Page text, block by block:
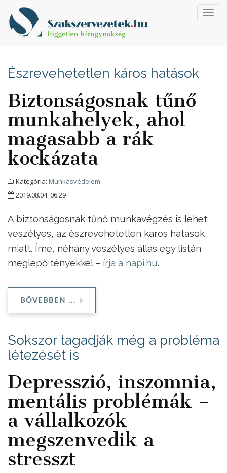
Észrevehetetlen káros hatások
Biztonságosnak tűnő
munkahelyek, ahol
magasabb a rák
kockázata
Kategória: Munkásvédelem
2019.08.04. 06:29
A biztonságosnak tűnő munkavégzés is lehet
veszélyes, az észrevehetetlen káros hatások
miatt. Íme, néhány veszélyes állás egy listán
meglepő tényekkel – írja a napi.hu.
BŐVEBBEN ...
Sokszor tagadják még a probléma
létezését is
Depresszió, inszomnia,
mentális problémák –
a vállalkozók
megszenvedik a
stresszt